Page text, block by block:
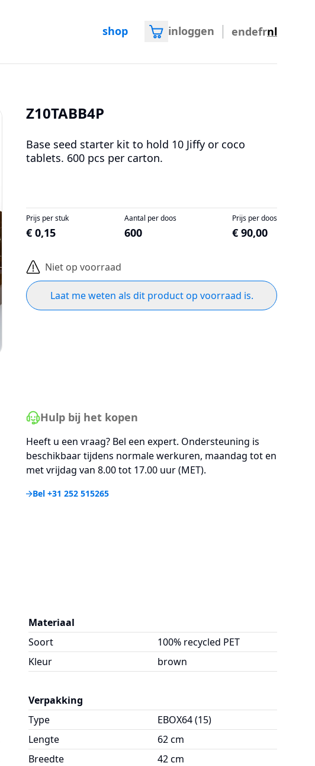
shop inloggen endefrnl
Z10TABB4P
Base seed starter kit to hold 10 Jiffy or coco
tablets. 600 pcs per carton.
Prijs per stuk
€ 0,15
Aantal per doos
600
Prijs per doos
€ 90,00
Niet op voorraad
Laat me weten als dit product op voorraad is.
Hulp bij het kopen
Heeft u een vraag? Bel een expert. Ondersteuning is
beschikbaar tijdens normale werkuren, maandag tot en
met vrijdag van 8.00 tot 17.00 uur (MET).
Bel +31 252 515265
Materiaal
Soort
100% recycled PET
Kleur
brown
Verpakking
Type
EBOX64 (15)
Lengte
62 cm
Breedte
42 cm